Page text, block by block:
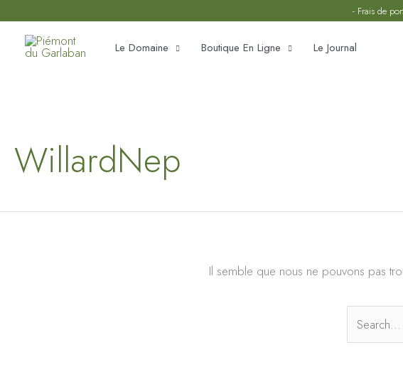
principal
contenu
- Frais de
Le Domaine Boutique En Ligne Le Journal
WillardNep
Il semble que nous ne pouvons pas